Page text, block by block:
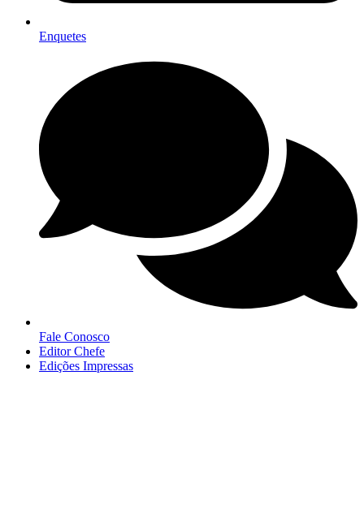
Enquetes
Fale Conosco
Editor Chefe
Edições Impressas